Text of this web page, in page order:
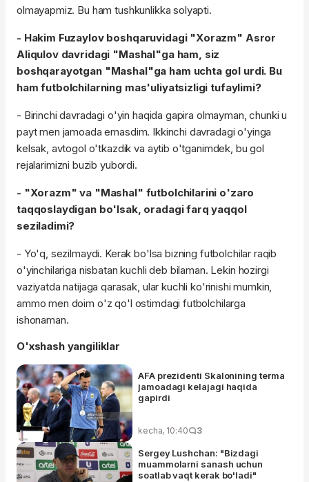
olmayapmiz. Bu ham tushkunlikka solyapti.
- Hakim Fuzaylov boshqaruvidagi "Xorazm" Asror
Aliqulov davridagi "Mashal"ga ham, siz
boshqarayotgan "Mashal"ga ham uchta gol urdi. Bu
ham futbolchilarning mas'uliyatsizligi tufaylimi?
- Birinchi davradagi o'yin haqida gapira olmayman, chunki u
payt men jamoada emasdim. Ikkinchi davradagi o'yinga
kelsak, avtogol o'tkazdik va aytib o'tganimdek, bu gol
rejalarimizni buzib yubordi.
- "Xorazm" va "Mashal" futbolchilarini o'zaro
taqqoslaydigan bo'lsak, oradagi farq yaqqol
seziladimi?
- Yo'q, sezilmaydi. Kerak bo'lsa bizning futbolchilar raqib
o'yinchilariga nisbatan kuchli deb bilaman. Lekin hozirgi
vaziyatda natijaga qarasak, ular kuchli ko'rinishi mumkin,
ammo men doim o'z qo'l ostimdagi futbolchilarga
ishonaman.
O'xshash yangiliklar
AFA prezidenti Skalonining terma
jamoadagi kelajagi haqida
gapirdi
kecha, 10:40 3
Sergey Lushchan: "Bizdagi
muammolarni sanash uchun
soatlab vaqt kerak bo'ladi"